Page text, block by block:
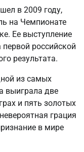
в 2009 году,
на Чемпионате
Ее выступление
российской
результата.
из самых
выиграла две
и пять золотых
грация
в мире